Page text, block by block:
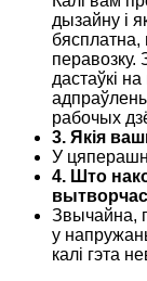
дызайну і
бясплатна,
перавозку.
дастаўкі
рабочых
3. Якія
У
4. Што
Звычайна,
у
калі гэта